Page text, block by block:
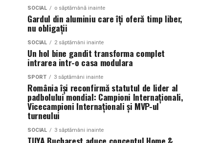
SOCIAL o săptămână inainte
Gardul din aluminiu care îți oferă timp liber,
nu obligații
SOCIAL 2 săptămâni inainte
Un hol bine gandit transforma complet
intrarea intr-o casa modulara
SPORT 3 săptămâni inainte
România își reconfirmă statutul de lider al
padbolului mondial: Campioni Internaționali,
Vicecampioni Internaționali și MVP-ul
turneului
SOCIAL 3 săptămâni inainte
TUYA Bucharest aduce conceptul Home &